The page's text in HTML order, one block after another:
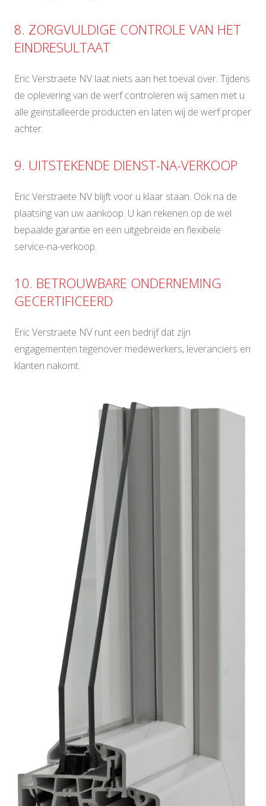
8. ZORGVULDIGE CONTROLE VAN HET
EINDRESULTAAT
Eric Verstraete NV laat niets aan het toeval over. Tijdens
de oplevering van de werf controleren wij samen met u
alle geïnstalleerde producten en laten wij de werf proper
achter.
9. UITSTEKENDE DIENST-NA-VERKOOP
Eric Verstraete NV blijft voor u klaar staan. Ook na de
plaatsing van uw aankoop. U kan rekenen op de wel
bepaalde garantie en een uitgebreide en flexibele
service-na-verkoop.
10. BETROUWBARE ONDERNEMING
GECERTIFICEERD
Eric Verstraete NV runt een bedrijf dat zijn
engagementen tegenover medewerkers, leveranciers en
klanten nakomt.